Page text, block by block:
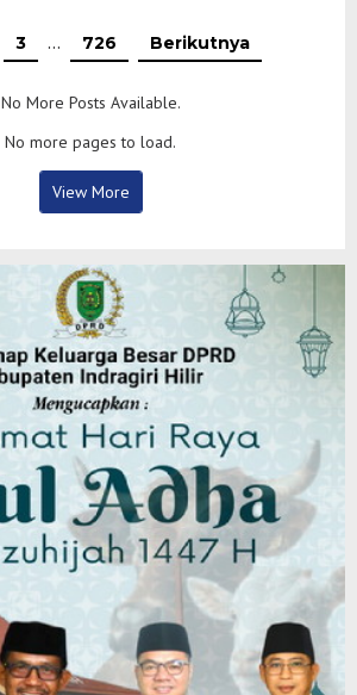
3 … 726 Berikutnya
No More Posts Available.
No more pages to load.
View More